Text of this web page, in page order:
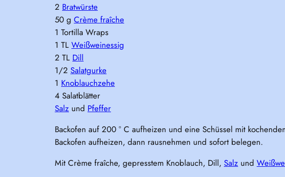
2 Bratwürste
50 g Crème fraîche
1 Tortilla Wraps
1 TL Weißweinessig
2 TL Dill
1/2 Salatgurke
1 Knoblauchzehe
4 Salatblätter
Salz und Pfeffer
Backofen auf 200 ° C aufheizen und eine Schüssel mit
Backofen aufheizen, dann rausnehmen und sofort belegen.
Mit Crème fraîche, gepresstem Knoblauch, Dill, Salz und